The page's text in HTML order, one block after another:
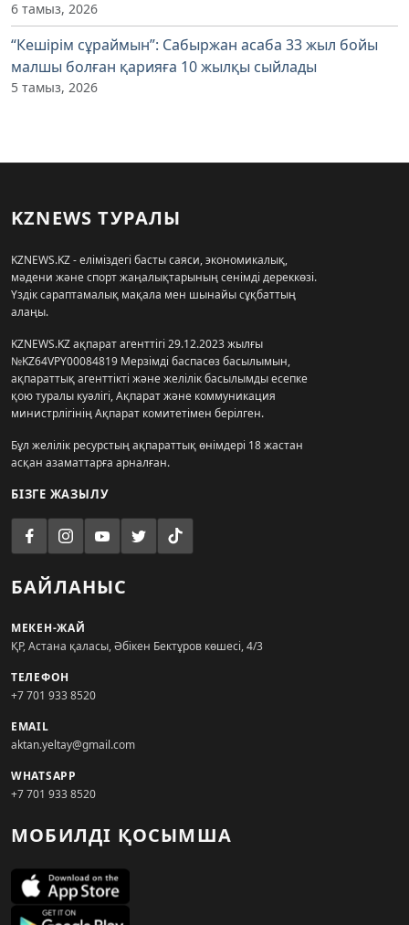
6 тамыз, 2026
“Кешірім сұраймын”: Сабыржан асаба 33 жыл бойы
малшы болған қарияға 10 жылқы сыйлады
5 тамыз, 2026
KZNEWS ТУРАЛЫ
KZNEWS.KZ - еліміздегі басты саяси, экономикалық,
мәдени және спорт жаңалықтарының сенімді дереккөзі.
Үздік сараптамалық мақала мен шынайы сұқбаттың
алаңы.
KZNEWS.KZ ақпарат агенттігі 29.12.2023 жылғы
№KZ64VPY00084819 Мерзімді баспасөз басылымын,
ақпараттық агенттікті және желілік басылымды есепке
қою туралы куәлігі, Ақпарат және коммуникация
министрлігінің Ақпарат комитетімен берілген.
Бұл желілік ресурстың ақпараттық өнімдері 18 жастан
асқан азаматтарға арналған.
БІЗГЕ ЖАЗЫЛУ
БАЙЛАНЫС
МЕКЕН-ЖАЙ
ҚР, Астана қаласы, Әбікен Бектұров көшесі, 4/3
ТЕЛЕФОН
+7 701 933 8520
EMAIL
aktan.yeltay@gmail.com
WHATSAPP
+7 701 933 8520
МОБИЛДІ ҚОСЫМША